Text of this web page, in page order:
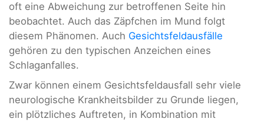
oft eine Abweichung zur betroffenen Seite hin
beobachtet. Auch das Zäpfchen im Mund folgt
diesem Phänomen. Auch Gesichtsfeldausfälle
gehören zu den typischen Anzeichen eines
Schlaganfalles.
Zwar können einem Gesichtsfeldausfall sehr viele
neurologische Krankheitsbilder zu Grunde liegen,
ein plötzliches Auftreten, in Kombination mit